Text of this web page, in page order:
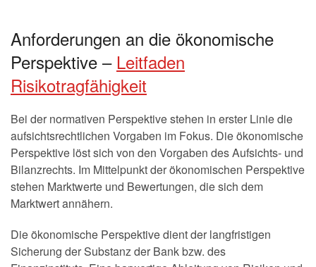
Anforderungen an die ökonomische
Perspektive – Leitfaden
Risikotragfähigkeit
Bei der normativen Perspektive stehen in erster Linie die
aufsichtsrechtlichen Vorgaben im Fokus. Die ökonomische
Perspektive löst sich von den Vorgaben des Aufsichts- und
Bilanzrechts. Im Mittelpunkt der ökonomischen Perspektive
stehen Marktwerte und Bewertungen, die sich dem
Marktwert annähern.
Die ökonomische Perspektive dient der langfristigen
Sicherung der Substanz der Bank bzw. des